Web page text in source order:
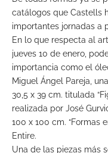
catálogos que Castells
importantes jornadas a
En lo que respecta al
jueves 10 de enero,
importancia como el
Miguel Ángel Pareja,
30,5 x 39 cm. titulada
realizada por José
100 x 100 cm. “Formas
Entire.
Una de las piezas más